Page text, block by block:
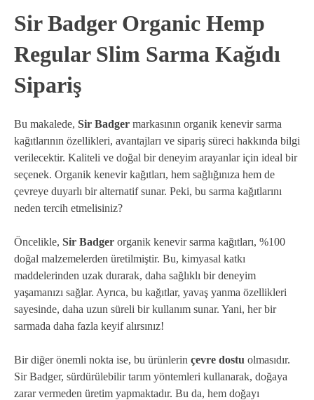
Sir Badger Organic Hemp
Regular Slim Sarma Kağıdı
Sipariş
Bu makalede, Sir Badger markasının organik kenevir sarma
kağıtlarının özellikleri, avantajları ve sipariş süreci hakkında bilgi
verilecektir. Kaliteli ve doğal bir deneyim arayanlar için ideal bir
seçenek. Organik kenevir kağıtları, hem sağlığınıza hem de
çevreye duyarlı bir alternatif sunar. Peki, bu sarma kağıtlarını
neden tercih etmelisiniz?
Öncelikle, Sir Badger organik kenevir sarma kağıtları, %100
doğal malzemelerden üretilmiştir. Bu, kimyasal katkı
maddelerinden uzak durarak, daha sağlıklı bir deneyim
yaşamanızı sağlar. Ayrıca, bu kağıtlar, yavaş yanma özellikleri
sayesinde, daha uzun süreli bir kullanım sunar. Yani, her bir
sarmada daha fazla keyif alırsınız!
Bir diğer önemli nokta ise, bu ürünlerin çevre dostu olmasıdır.
Sir Badger, sürdürülebilir tarım yöntemleri kullanarak, doğaya
zarar vermeden üretim yapmaktadır. Bu da, hem doğayı